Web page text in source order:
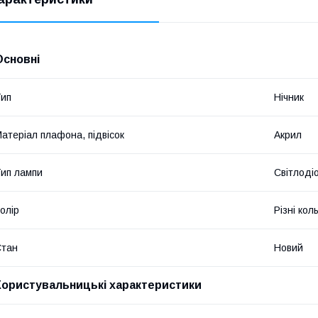
Нічник
плафона, підвісок Акрил
лампи
Різні
Новий
характеристики